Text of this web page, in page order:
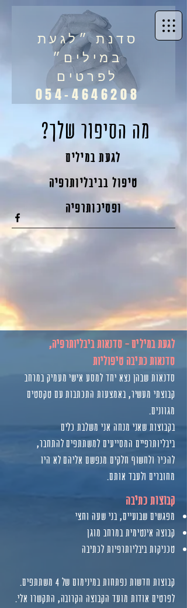
מה הסיפור שלך?
לגעת במילים
טיפול בביבליותרפיה
ופסיכותרפיה
סדנת ״לגעת
במילים״
לפרטים
054-4646208
לגעת במילים - סדנאות ביבליותרפיה,
סדנאות כתיבה טיפוליות
סדנאות שבהן נצא יחד למסע אישי מעמיק במרחב
קבוצתי מעשיר,באמצעות התכתבות עם טקסטים
מגוונים.
בקבוצות שאני מנחה אני משלבת כלים
ביבליותרפיים המסייעים למשתתפים להתחבר,
להכיר ולחשוף חלקים מנפשם אליהם לא היו
מחוברים ולעבד אותם.
קבוצות כתיבה
מפגשים שבועיים,בני שעה וחצי
קבוצה אינטימית במרחב מוגן
טכניקות ביבליותרפיות לכתיבה
קבוצות חדשות נפתחות במינימום של 4 משתתפים.
לפרטים אודות מועד הקבוצה הקרובה, התקשרו אלי.